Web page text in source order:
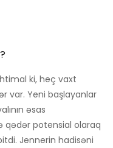
ki, heç vaxt
var. Yeni başlayanlar
əsas
qədər potensial olaraq
Jennerin hadisəni